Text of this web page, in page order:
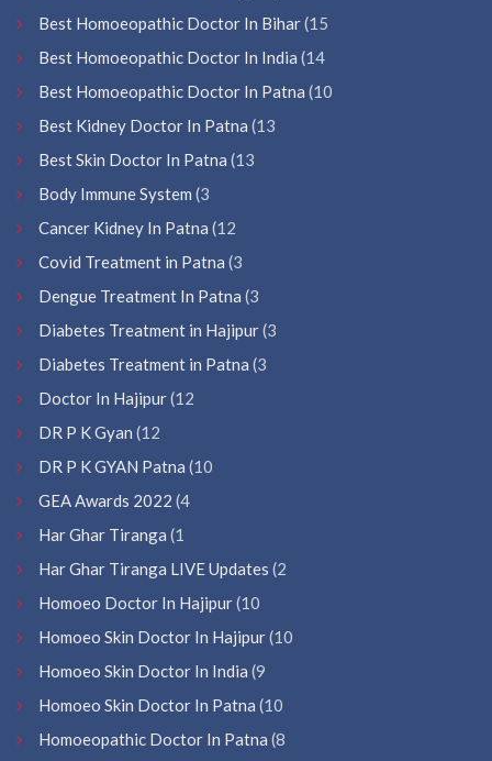
Best Homoeopathic Doctor In Bihar(15
Best Homoeopathic Doctor In India (14
Best Homoeopathic Doctor In Patna (10
Best Kidney Doctor In Patna (13
Best Skin Doctor In Patna (13
Body Immune System (3
Cancer Kidney In Patna (12
Covid Treatment in Patna (3
Dengue Treatment In Patna (3
Diabetes Treatment in Hajipur(3
Diabetes Treatment in Patna (3
Doctor In Hajipur(12
DR P K Gyan (12
DR P K GYAN Patna (10
GEA Awards 2022 (4
Har Ghar Tiranga (1
Har Ghar Tiranga LIVE Updates (2
Homoeo Doctor In Hajipur(10
Homoeo Skin Doctor In Hajipur(10
Homoeo Skin Doctor In India (9
Homoeo Skin Doctor In Patna (10
Homoeopathic Doctor In Patna (8